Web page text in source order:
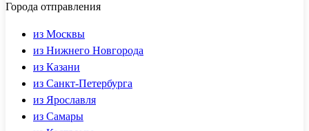
Города отправления
из Москвы
из Нижнего Новгорода
из Казани
из Санкт-Петербурга
из Ярославля
из Самары